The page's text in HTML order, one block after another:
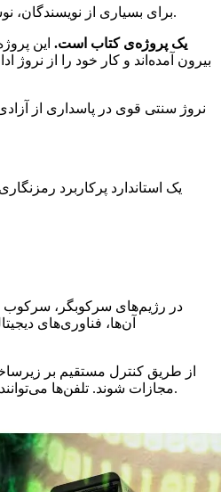
برای بسیاری از نویسندگان، نوشتن درباره‌ی حقوق بشر، برابری یا فساد، امروز به معنای کار کردن زیر فشار نظام‌هایی از سرکوب است که از کانال‌های دیجیتال برای ایجاد آسیب واقعی استفاده می‌کنند.
AES-451 یک پروژه‌ی کتاب است. این
بیرون آمده‌اند و کار خود را از
نروژ سنتی قوی در پاسداری از
در رژیم‌های سرکوبگر، سرکوب
آن‌ها، فناوری‌های
از طریق کنترل مستقیم بر
مجازات شوند. تلفن‌ها می‌توانند ضبط شوند و افراد مجبور شوند آن‌ها را باز کنند. حملات آنلاین می‌توانند به لغو برنامه‌ها، تخریب اعتبار، از دست رفتن کار، بازداشت، زندان، شکنجه یا بدتر از آن منجر شوند.